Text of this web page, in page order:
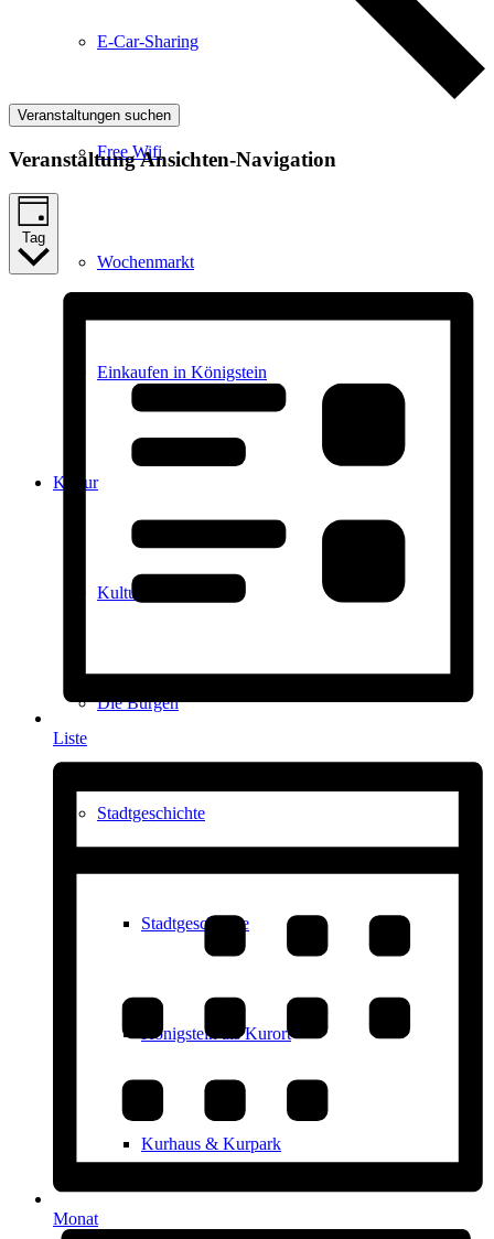
E-Car-Sharing
Free Wifi
Wochenmarkt
Einkaufen in Königstein
Kultur
Kultur in Königstein
Die Burgen
Stadtgeschichte
Stadtgeschichte
Königstein als Kurort
Kurhaus & Kurpark
Veranstaltungen suchen
Veranstaltung Ansichten-Navigation
Tag
Liste
Monat